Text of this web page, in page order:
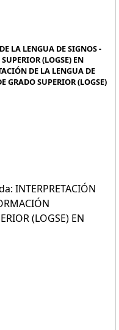
LA LENGUA DE SIGNOS -
(LOGSE) EN
DE LA LENGUA DE
GRADO SUPERIOR (LOGSE)
INTERPRETACIÓN
(LOGSE) EN